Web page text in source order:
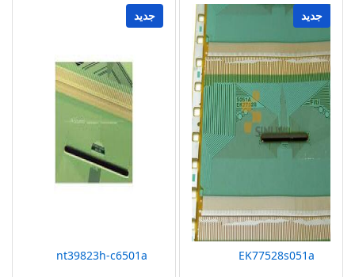
جديد
EK77528s051a
جديد
nt39823h-c6501a